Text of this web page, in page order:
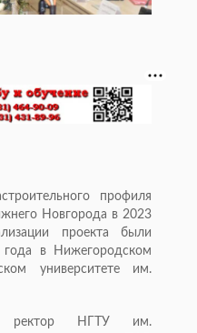
профиля
Новгорода в 2023
проекта были
в Нижегородском
университете им.
ректор НГТУ им.